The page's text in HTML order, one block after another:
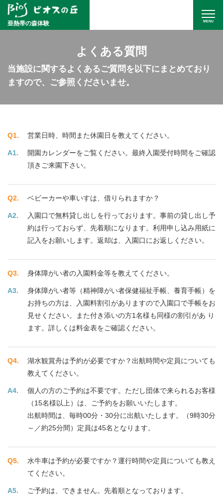
亜熱帯の森体験 MENU
よくある質問
当施設に関するよくあるご質問を以下にまとめており
ますので、ご参照くださいませ。
営業日時、時間また休園日を教えてください。
開園カレンダーをご覧ください。最終入園受付時間をご確認
頂きご来園下さい。
ベビーカーや車いすは、借りられますか？
入園口で無料貸し出しを行っております。事前の貸し出し予
約は行っておらず、先着順になります。利用申し込み用紙に
記入をお願いします。返却は、入園口にお返しください。
身体障がい者の入園料金等を教えてください。
身体障がい者等（精神障がい者保健福祉手帳、養育手帳）を
お持ちの方は、入園料割引がありますので入園口で手帳をお
見せください。また付き添いの方1名様も同様の割引があ り
ます。詳しくは料金表をご確認ください。
湖水観賞舟は予約が必要ですか？出航時間や定員についても
教えてください。
個人の方のご予約は不要です。ただし団体で来られるお客様
（15名様以上）は、ご予約をお願いいたします。
出航時間は、毎時00分・30分に出航いたします。（9時30分
～／約25分間）定員は45名となります。
水牛車は予約が必要ですか？運行時間や定員についても教え
てください。
ご予約は、できません。先着順となっております。